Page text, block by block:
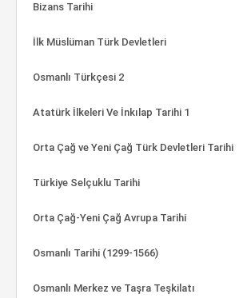
Bizans Tarihi
İlk Müslüman Türk Devletleri
Osmanlı Türkçesi 2
Atatürk İlkeleri Ve İnkılap Tarihi 1
Orta Çağ ve Yeni Çağ Türk Devletleri Tarihi
Türkiye Selçuklu Tarihi
Orta Çağ-Yeni Çağ Avrupa Tarihi
Osmanlı Tarihi (1299-1566)
Osmanlı Merkez ve Taşra Teşkilatı